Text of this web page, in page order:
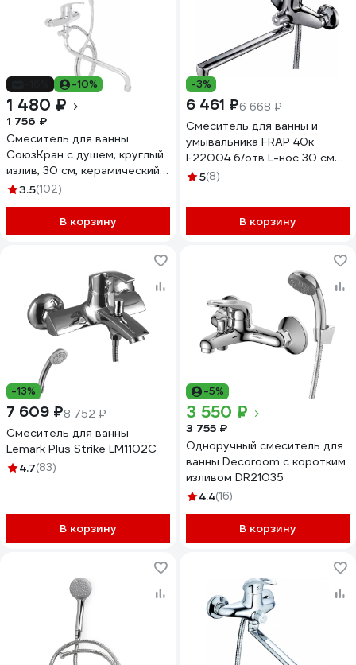
-10%
1 480 ₽
1 756 ₽
Смеситель для ванны
СоюзКран с душем, круглый
излив, 30 см, керамический
картридж 35 мм, хром SK08-
3.5(102)
В корзину
-3%
6 461 ₽6 668 ₽
Смеситель для ванны и
умывальника FRAP 40к
F22004 б/отв L-нос 30 см
531230
5(8)
В корзину
-13%
7 609 ₽8 752 ₽
Смеситель для ванны
Lemark Plus Strike LM1102C
4.7(83)
В корзину
-5%
3 550 ₽
3 755 ₽
Одноручный смеситель для
ванны Decoroom с коротким
изливом DR21035
4.4(16)
В корзину